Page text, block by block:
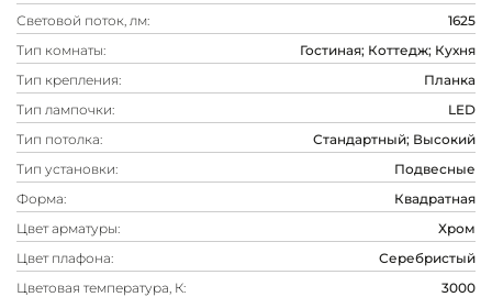
Световой поток, лм:
1625
Тип комнаты:
Гостиная; Коттедж; Кухня
Тип крепления:
Планка
Тип лампочки:
LED
Тип потолка:
Стандартный; Высокий
Тип установки:
Подвесные
Форма:
Квадратная
Цвет арматуры:
Хром
Цвет плафона:
Серебристый
Цветовая температура, К:
3000